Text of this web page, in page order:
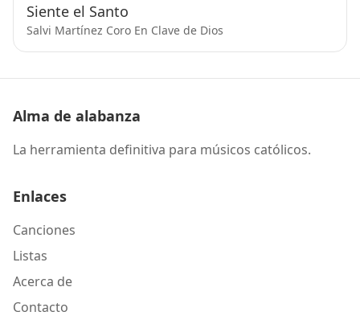
Siente el Santo
Salvi Martínez Coro En Clave de Dios
Alma de alabanza
La herramienta definitiva para músicos católicos.
Enlaces
Canciones
Listas
Acerca de
Contacto